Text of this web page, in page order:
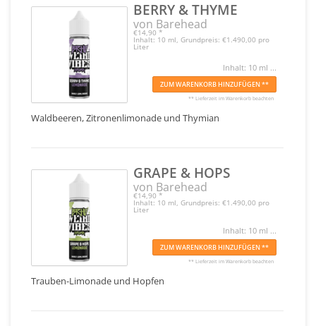
BERRY & THYME
von Barehead
€14,90 *
Inhalt: 10 ml, Grundpreis: €1.490,00 pro
Liter
Inhalt: 10 ml ...
ZUM WARENKORB HINZUFÜGEN **
** Lieferzeit im Warenkorb beachten
Waldbeeren, Zitronenlimonade und Thymian
GRAPE & HOPS
von Barehead
€14,90 *
Inhalt: 10 ml, Grundpreis: €1.490,00 pro
Liter
Inhalt: 10 ml ...
ZUM WARENKORB HINZUFÜGEN **
** Lieferzeit im Warenkorb beachten
Trauben-Limonade und Hopfen